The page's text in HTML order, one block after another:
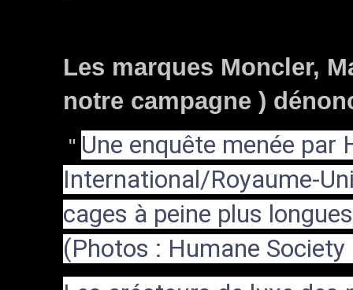
Les marques Moncler,
notre campagne )
" Une enquête menée par
International/Royaume-
cages à peine plus
(Photos : Humane